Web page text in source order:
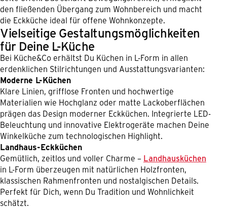
den fließenden Übergang zum Wohnbereich und macht
die Eckküche ideal für offene Wohnkonzepte.
Vielseitige Gestaltungsmöglichkeiten
für Deine L-Küche
Bei Küche&Co erhältst Du Küchen in L-Form in allen
erdenklichen Stilrichtungen und Ausstattungsvarianten:
Moderne L-Küchen
Klare Linien, grifflose Fronten und hochwertige
Materialien wie Hochglanz oder matte Lackoberflächen
prägen das Design moderner Eckküchen. Integrierte LED-
Beleuchtung und innovative Elektrogeräte machen Deine
Winkelküche zum technologischen Highlight.
Landhaus-Eckküchen
Gemütlich, zeitlos und voller Charme – Landhausküchen
in L-Form überzeugen mit natürlichen Holzfronten,
klassischen Rahmenfronten und nostalgischen Details.
Perfekt für Dich, wenn Du Tradition und Wohnlichkeit
schätzt.